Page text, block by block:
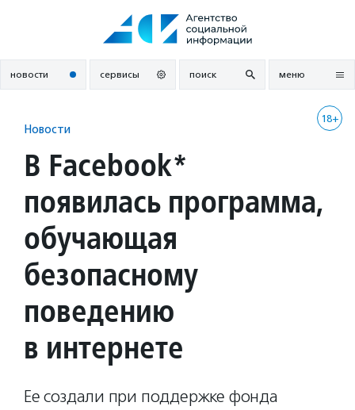
новости сервисы поиск меню
18+
Новости
В Facebook*
появилась программа,
обучающая
безопасному
поведению
в интернете
Ее создали при поддержке фонда